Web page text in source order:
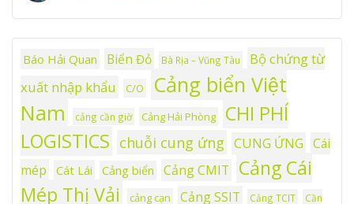
Báo Hải Quan Biển Đỏ Bà Rịa – Vũng Tàu
Bộ chứng từ
xuất nhập khẩu
C/O
Cảng biển Việt
Nam
cảng cần giờ Cảng Hải Phòng
CHI PHÍ
LOGISTICS chuỗi cung ứng CUNG ỨNG Cái
mép
Cát Lái Cảng biển Cảng CMIT
Cảng Cái
Mép Thị Vải
cảng cạn Cảng SSIT Cảng TCIT Cần